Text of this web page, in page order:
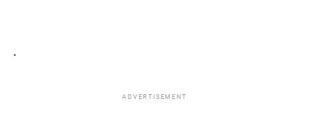
.
ADVERTISEMENT